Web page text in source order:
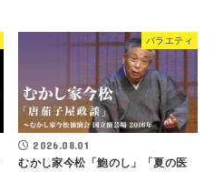
バラエティ
2026.08.01
むかし家今松「鮑のし」「夏の医